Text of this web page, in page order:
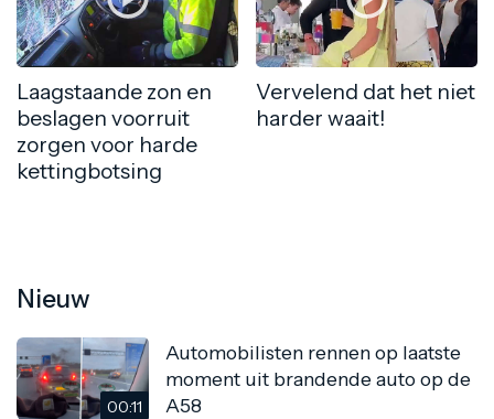
Laagstaande zon en
beslagen voorruit
zorgen voor harde
kettingbotsing
Vervelend dat het niet
harder waait!
Nieuw
00:11
Automobilisten rennen op laatste
moment uit brandende auto op de
A58